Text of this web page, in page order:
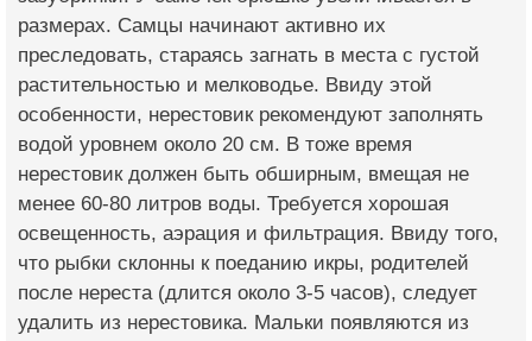
размерах. Самцы начинают активно их
преследовать, стараясь загнать в места с густой
растительностью и мелководье. Ввиду этой
особенности, нерестовик рекомендуют заполнять
водой уровнем около 20 см. В тоже время
нерестовик должен быть обширным, вмещая не
менее 60-80 литров воды. Требуется хорошая
освещенность, аэрация и фильтрация. Ввиду того,
что рыбки склонны к поеданию икры, родителей
после нереста (длится около 3-5 часов), следует
удалить из нерестовика. Мальки появляются из